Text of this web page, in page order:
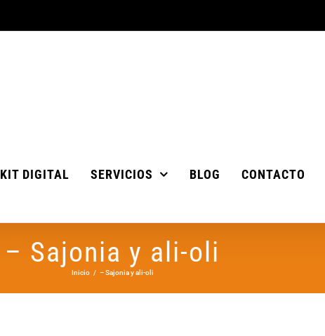
KIT DIGITAL SERVICIOS BLOG CONTACTO
– Sajonia y ali-oli
Inicio – Sajonia y ali-oli